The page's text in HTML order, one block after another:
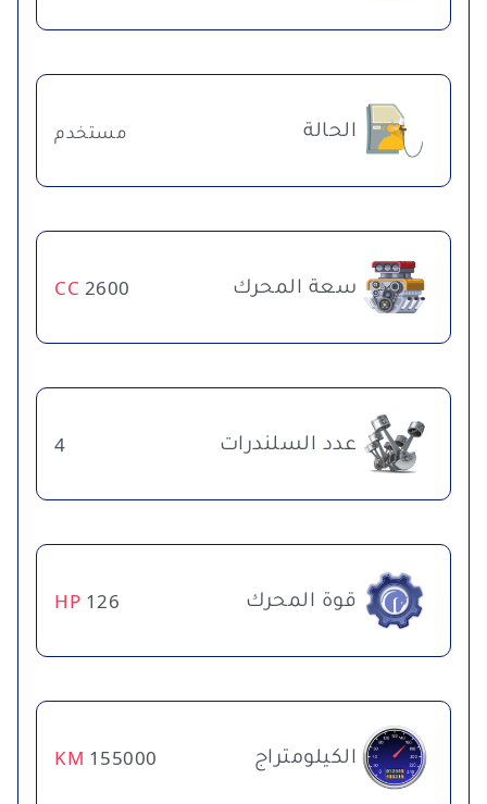
الحالة مستخدم
سعة المحرك 2600
CC
عدد السلندرات 4
قوة المحرك 126
HP
الكيلومتراج 155000
KM